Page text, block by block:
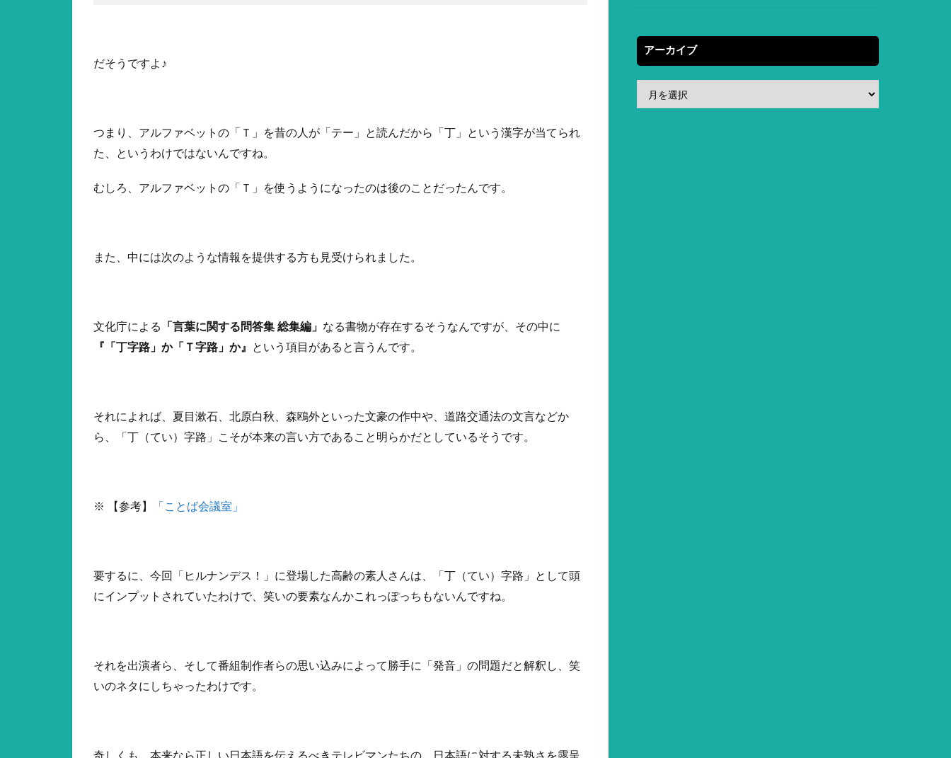
だそうですよ♪
つまり、アルファベットの「Ｔ」を昔の人が「テー」と読んだから「丁」という漢字が当てられ
た、というわけではないんですね。
むしろ、アルファベットの「Ｔ」を使うようになったのは後のことだったんです。
また、中には次のような情報を提供する方も見受けられました。
文化庁による 「言葉に関する問答集 総集編」 なる書物が存在するそうなんですが、その中に
『「丁字路」か「Ｔ字路」か』
という項目があると言うんです。
それによれば、夏目漱石、北原白秋、森鴎外といった文豪の作中や、道路交通法の文言などか
ら、「丁（てい）字路」こそが本来の言い方であること明らかだとしているそうです。
※ 【参考】 「ことば会議室」
要するに、今回「ヒルナンデス！」に登場した高齢の素人さんは、「丁（てい）字路」として頭
にインプットされていたわけで、笑いの要素なんかこれっぽっちもないんですね。
それを出演者ら、そして番組制作者らの思い込みによって勝手に「発音」の問題だと解釈し、笑
いのネタにしちゃったわけです。
奇しくも、本来なら正しい日本語を伝えるべきテレビマンたちの、日本語に対する未熟さを露呈
アーカイブ